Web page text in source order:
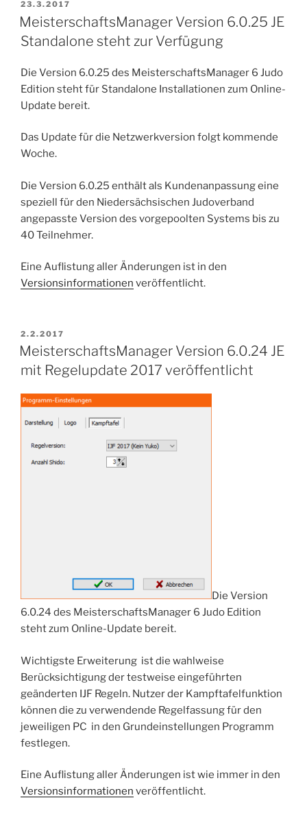
VERÖFFENTLICHT
AM
23.3.2017
MeisterschaftsManager Version 6.0.25 JE
Standalone steht zur Verfügung
Die Version 6.0.25 des MeisterschaftsManager 6 Judo
Edition steht für Standalone Installationen zum Online-
Update bereit.
Das Update für die Netzwerkversion folgt kommende
Woche.
Die Version 6.0.25 enthält als Kundenanpassung eine
speziell für den Niedersächsischen Judoverband
angepasste Version des vorgepoolten Systems bis zu
40 Teilnehmer.
Eine Auflistung aller Änderungen ist in den
Versionsinformationen veröffentlicht.
VERÖFFENTLICHT
AM
2.2.2017
MeisterschaftsManager Version 6.0.24 JE
mit Regelupdate 2017 veröffentlicht
Die Version
6.0.24 des MeisterschaftsManager 6 Judo Edition
steht zum Online-Update bereit.
Wichtigste Erweiterung ist die wahlweise
Berücksichtigung der testweise eingeführten
geänderten IJF Regeln. Nutzer der Kampftafelfunktion
können die zu verwendende Regelfassung für den
jeweiligen PC in den Grundeinstellungen Programm
festlegen.
Eine Auflistung aller Änderungen ist wie immer in den
Versionsinformationen veröffentlicht.